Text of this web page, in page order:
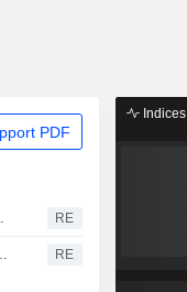
PDF
États américains RE
l'épidémie de salmonellose dans le Minnesota RE
Indices